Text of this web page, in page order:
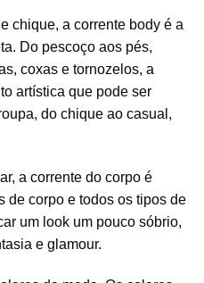
chique, a corrente body é a
Do pescoço aos pés,
coxas e tornozelos, a
artística que pode ser
do chique ao casual,
a corrente do corpo é
de corpo e todos os tipos de
um look um pouco sóbrio,
e glamour.